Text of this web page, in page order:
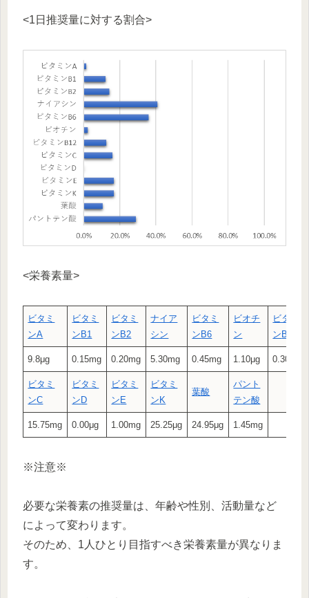
<1日推奨量に対する割合>
<栄養素量>
ビタミ
ンA
ビタミ
ン B1
ビタミ
ン B2
ナイア
シン
ビタミ
ン B6
ビオチ
ン
ビタミ
ン B12
9.8μg 0.15mg 0.20mg 5.30mg 0.45mg 1.10μg 0.30μg
ビタミ
ンC
ビタミ
ン D
ビタミ
ン E
ビタミ
ン K
葉酸
パント
テン酸
15.75mg 0.00μg 1.00mg 25.25μg 24.95μg 1.45mg
※注意※
必要な栄養素の推奨量は、年齢や性別、活動量など
によって変わります。
そのため、1人ひとり目指すべき栄養素量が異なりま
す。